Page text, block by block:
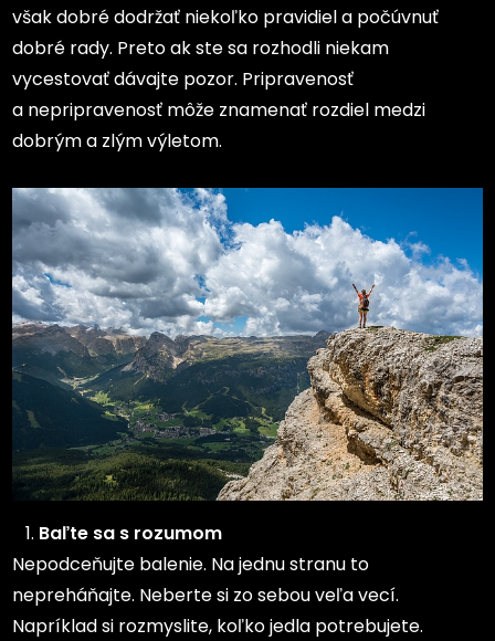
však dobré dodržať niekoľko pravidiel a počúvnuť
dobré rady. Preto ak ste sa rozhodli niekam
vycestovať dávajte pozor. Pripravenosť
a nepripravenosť môže znamenať rozdiel medzi
dobrým a zlým výletom.
Baľte sa s rozumom
Nepodceňujte balenie. Na jednu stranu to
nepreháňajte. Neberte si zo sebou veľa vecí.
Napríklad si rozmyslite, koľko jedla potrebujete.